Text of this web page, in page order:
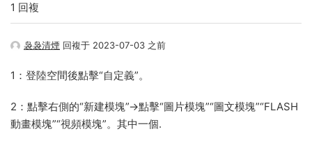
1 回複
袅袅清煙 回複于 2023-07-03 之前
1：登陸空間後點擊“自定義”。
2：點擊右側的“新建模塊”→點擊“圖片模塊”“圖文模塊”“FLASH
動畫模塊”“視頻模塊”。其中一個.